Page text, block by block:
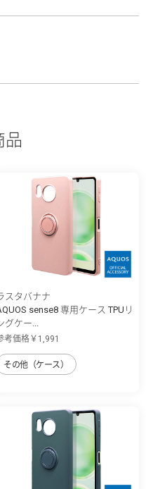
品
スタバナナ
sense8 専用ケース TPUリ
グケー...
考価格￥1,991
その他（ケース）